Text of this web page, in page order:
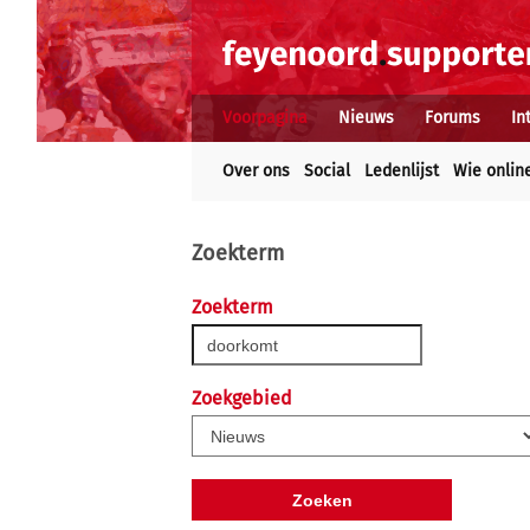
Voorpagina Nieuws Forums
Over ons Social Ledenlijst Wie
Zoekterm
Zoekterm
Zoekgebied